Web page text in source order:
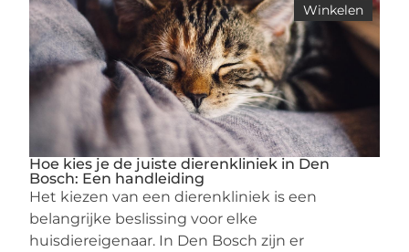
Winkelen
Hoe kies je de juiste dierenkliniek in Den
Bosch: Een handleiding
Het kiezen van een dierenkliniek is een
belangrijke beslissing voor elke
huisdiereigenaar. In Den Bosch zijn er